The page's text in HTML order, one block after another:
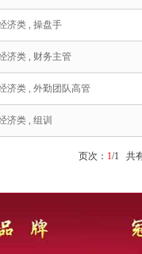
济类 , 操盘手
济类 , 财务主管
济类 , 外勤团队高管
济类 , 组训
页次： 1/1 共